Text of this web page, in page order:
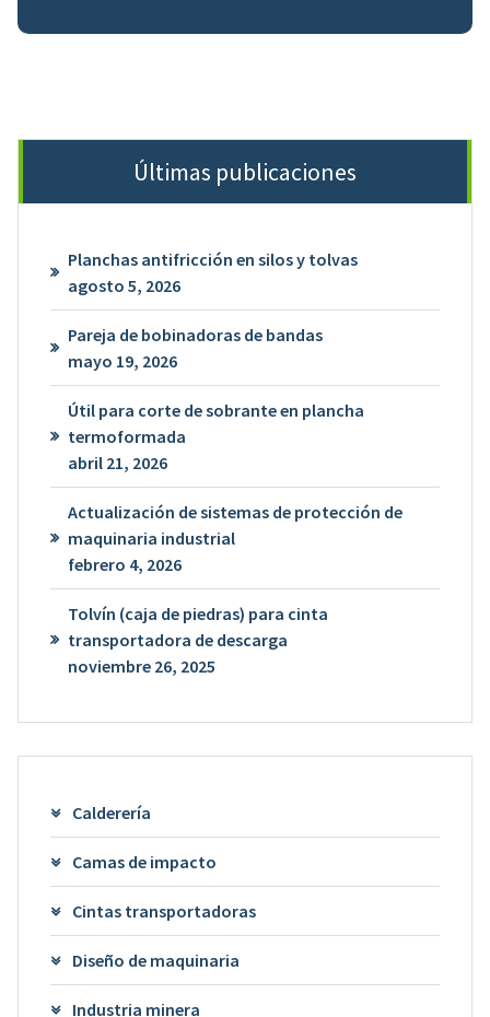
Últimas publicaciones
Planchas antifricción en silos y tolvas
agosto 5, 2026
Pareja de bobinadoras de bandas
mayo 19, 2026
Útil para corte de sobrante en plancha
termoformada
abril 21, 2026
Actualización de sistemas de protección de
maquinaria industrial
febrero 4, 2026
Tolvín (caja de piedras) para cinta
transportadora de descarga
noviembre 26, 2025
Calderería
Camas de impacto
Cintas transportadoras
Diseño de maquinaria
Industria minera